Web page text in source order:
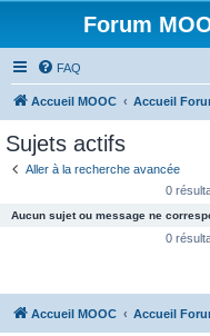
Forum
FAQ
Accueil MOOC Accueil
Sujets actifs
Aller à la recherche avancée
0
Aucun sujet ou message ne
0
Accueil MOOC Accueil